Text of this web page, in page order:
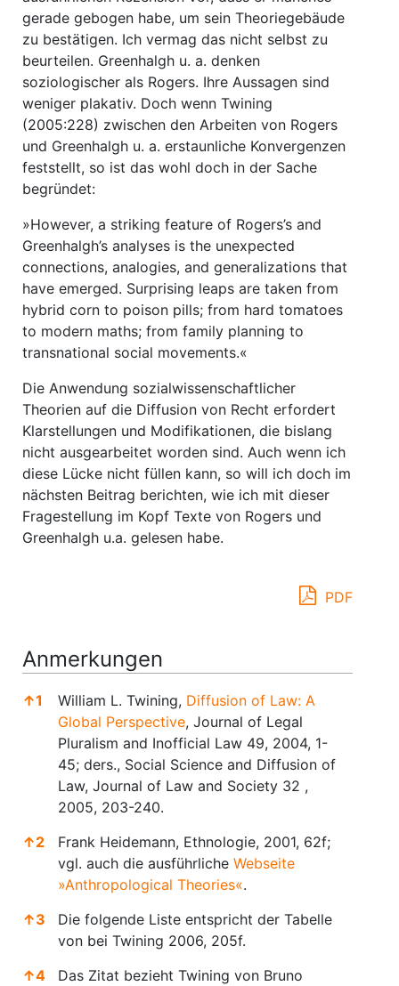
gerade gebogen habe, um sein Theoriegebäude
zu bestätigen. Ich vermag das nicht selbst zu
beurteilen. Greenhalgh u. a. denken
soziologischer als Rogers. Ihre Aussagen sind
weniger plakativ. Doch wenn Twining
(2005:228) zwischen den Arbeiten von Rogers
und Greenhalgh u. a. erstaunliche Konvergenzen
feststellt, so ist das wohl doch in der Sache
begründet:
»However, a striking feature of Rogers’s and
Greenhalgh’s analyses is the unexpected
connections, analogies, and generalizations that
have emerged. Surprising leaps are taken from
hybrid corn to poison pills; from hard tomatoes
to modern maths; from family planning to
transnational social movements.«
Die Anwendung sozialwissenschaftlicher
Theorien auf die Diffusion von Recht erfordert
Klarstellungen und Modifikationen, die bislang
nicht ausgearbeitet worden sind. Auch wenn ich
diese Lücke nicht füllen kann, so will ich doch im
nächsten Beitrag berichten, wie ich mit dieser
Fragestellung im Kopf Texte von Rogers und
Greenhalgh u.a. gelesen habe.
PDF
Anmerkungen
↑1 William L. Twining, Diffusion of Law: A
Global Perspective, Journal of Legal
Pluralism and Inofficial Law 49, 2004, 1-
45; ders., Social Science and Diffusion of
Law, Journal of Law and Society 32 ,
2005, 203-240.
↑2
Frank Heidemann, Ethnologie, 2001, 62f;
vgl. auch die ausführliche Webseite
»Anthropological Theories«.
↑3
Die folgende Liste entspricht der Tabelle
von bei Twining 2006, 205f.
↑4
Das Zitat bezieht Twining von Bruno